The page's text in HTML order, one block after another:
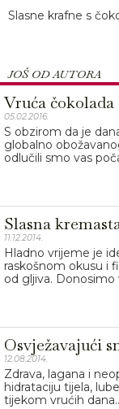
Slasne krafne s
JOŠ OD AUTORA
Vruća
05.02.2016.
S obzirom da je
globalno
odlučili smo vas
Slasna
11.12.2014.
Hladno vrijeme je
raskošnom okusu i
od gljiva. Donosimo
Osvježavajući
12.08.2014.
Zdrava, lagana i
hidrataciju tijela,
tijekom vrućih